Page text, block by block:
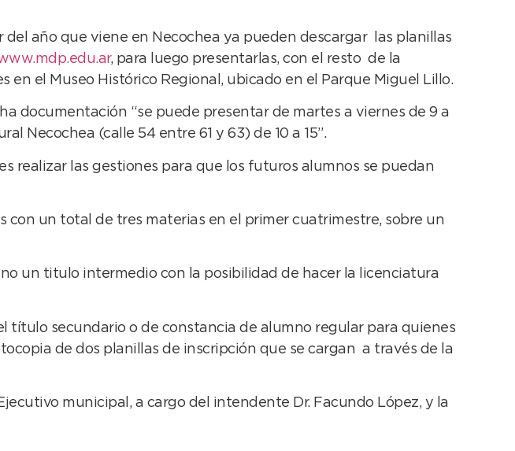
año que viene en Necochea ya pueden descargar las planillas
, para luego presentarlas, con el resto de la
el Museo Histórico Regional, ubicado en el Parque Miguel Lillo.
documentación “se puede presentar de martes a viernes de 9 a
Necochea (calle 54 entre 61 y 63) de 10 a 15”.
realizar las gestiones para que los futuros alumnos se puedan
con un total de tres materias en el primer cuatrimestre, sobre un
un titulo intermedio con la posibilidad de hacer la licenciatura
título secundario o de constancia de alumno regular para quienes
de dos planillas de inscripción que se cargan a través de la
municipal, a cargo del intendente Dr. Facundo López, y la